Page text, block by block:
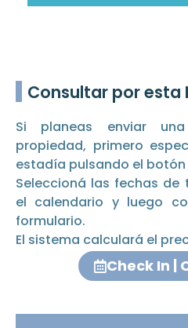
Consultar por esta
Si planeas enviar
propiedad, primero
estadía pulsando el botón
Seleccioná las fechas
el calendario y luego
formulario.
El sistema calculará el
Check In |